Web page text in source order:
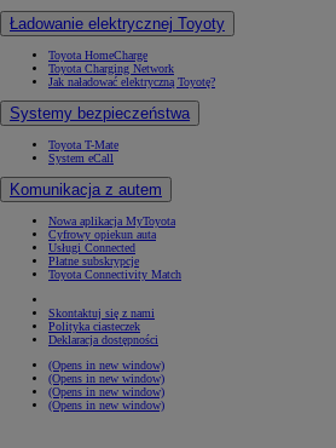
Ładowanie elektrycznej Toyoty
Toyota HomeCharge
Toyota Charging Network
Jak naładować elektryczną Toyotę?
Systemy bezpieczeństwa
Toyota T-Mate
System eCall
Komunikacja z autem
Nowa aplikacja MyToyota
Cyfrowy opiekun auta
Usługi Connected
Płatne subskrypcje
Toyota Connectivity Match
Skontaktuj się z nami
Polityka ciasteczek
Deklaracja dostępności
(Opens in new window)
(Opens in new window)
(Opens in new window)
(Opens in new window)